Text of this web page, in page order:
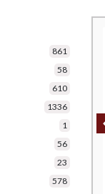
861
58
610
1336
1
56
23
578